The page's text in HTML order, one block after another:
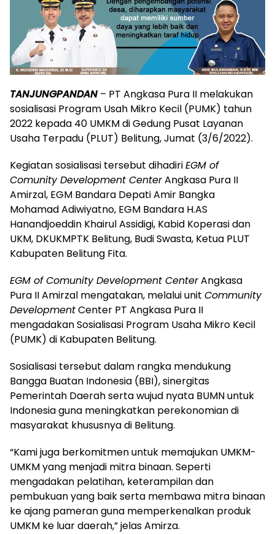
TANJUNGPANDAN – PT Angkasa Pura II melakukan
sosialisasi Program Usah Mikro Kecil (PUMK) tahun
2022 kepada 40 UMKM di Gedung Pusat Layanan
Usaha Terpadu (PLUT) Belitung, Jumat (3/6/2022).
Kegiatan sosialisasi tersebut dihadiriEGM of
Comunity Development CenterAngkasa Pura II
Amirzal, EGM Bandara Depati Amir Bangka
Mohamad Adiwiyatno, EGM Bandara H.AS
Hanandjoeddin Khairul Assidigi, Kabid Koperasi dan
UKM, DKUKMPTK Belitung, Budi Swasta, Ketua PLUT
Kabupaten Belitung Fita.
EGM of Comunity Development CenterAngkasa
Pura II Amirzal mengatakan, melalui unit Community
DevelopmentCenter PT Angkasa Pura II
mengadakan Sosialisasi Program Usaha Mikro Kecil
(PUMK) di Kabupaten Belitung.
Sosialisasi tersebut dalam rangka mendukung
Bangga Buatan Indonesia (BBI), sinergitas
Pemerintah Daerah serta wujud nyata BUMN untuk
Indonesia guna meningkatkan perekonomian di
masyarakat khususnya di Belitung.
“Kami juga berkomitmen untuk memajukan UMKM-
UMKM yang menjadi mitra binaan. Seperti
mengadakan pelatihan, keterampilan dan
pembukuan yang baik serta membawa mitra binaan
ke ajang pameran guna memperkenalkan produk
UMKM ke luar daerah,” jelas Amirza.